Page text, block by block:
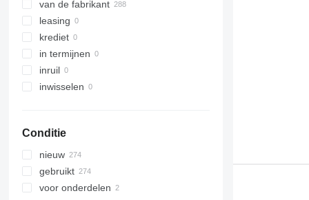
van de fabrikant
leasing
krediet
in termijnen
inruil
inwisselen
Conditie
nieuw
gebruikt
voor onderdelen